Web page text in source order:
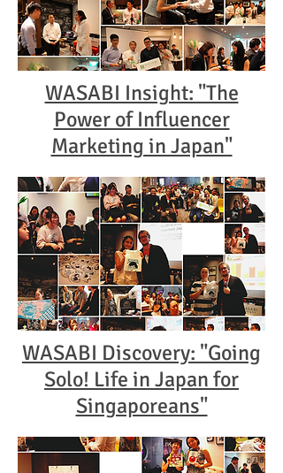
WASABI Insight: "The
Power of Influencer
Marketing in Japan"
WASABI Discovery: "Going
Solo! Life in Japan for
Singaporeans"